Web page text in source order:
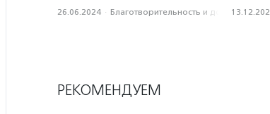
26.06.2024 · Благотвори­тель­ность и
РЕКОМЕНДУЕМ